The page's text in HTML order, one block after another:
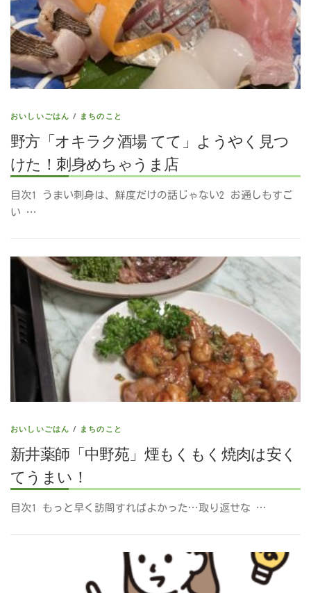
おいしいごはん / まちのこと
野方「オキラク酒場 てて」ようやく見つ
けた！刺身めちゃうま店
目次1 うまい刺身は、鮮度だけの話じゃない2 お通しもすご
い …
おいしいごはん / まちのこと
新井薬師「中野苑」煙もくもく焼肉は安く
てうまい！
目次1 もっと早く訪問すればよかった…取り返せな …